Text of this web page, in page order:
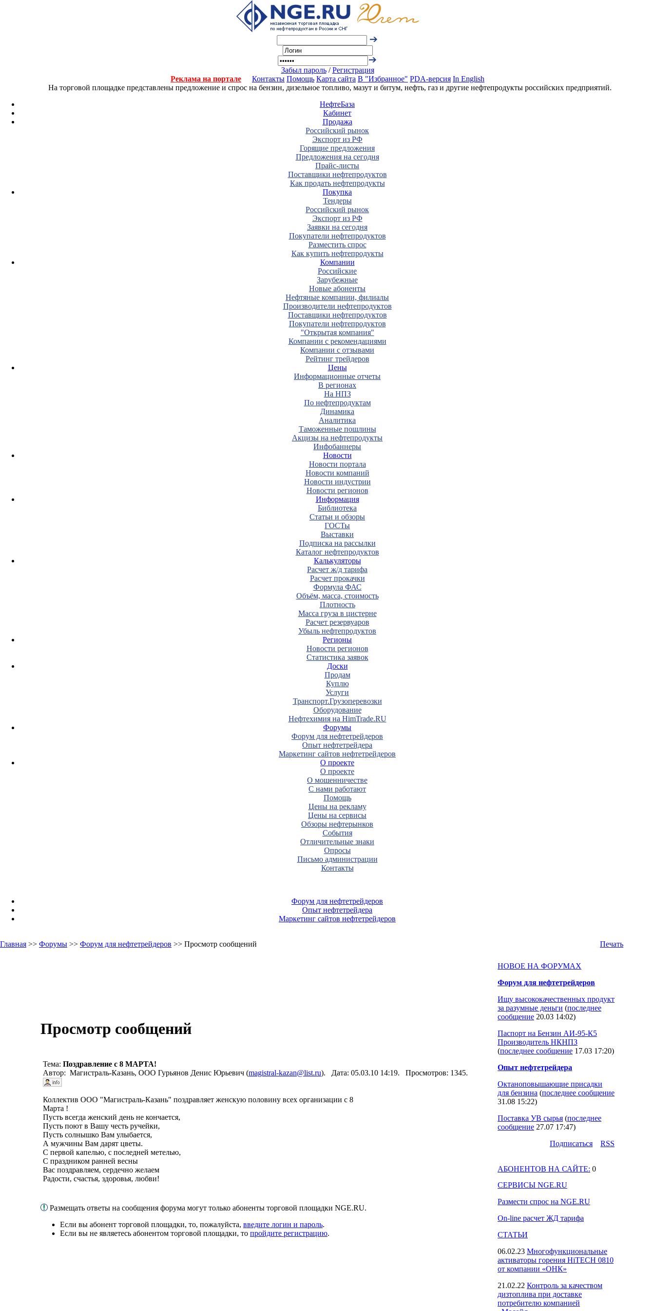
Забыл пароль/Регистрация
Реклама на портале
Контакты Помощь Карта сайта В "Избранное" PDA-версия In English
На торговой площадке представлены предложение и спрос на бензин, дизельное топливо, мазут и битум, нефть, газ и другие нефтепродукты российских предприятий.
НефтеБаза
Кабинет
Продажа
Российский рынок
Экспорт из РФ
Горящие предложения
Предложения на сегодня
Прайс-листы
Поставщики нефтепродуктов
Как продать нефтепродукты
Покупка
Тендеры
Российский рынок
Экспорт из РФ
Заявки на сегодня
Покупатели нефтепродуктов
Разместить спрос
Как купить нефтепродукты
Компании
Российские
Зарубежные
Новые абоненты
Нефтяные компании, филиалы
Производители нефтепродуктов
Поставщики нефтепродуктов
Покупатели нефтепродуктов
"Открытая компания"
Компании с рекомендациями
Компании с отзывами
Рейтинг трейдеров
Цены
Информационные отчеты
В регионах
На НПЗ
По нефтепродуктам
Динамика
Аналитика
Таможенные пошлины
Акцизы на нефтепродукты
Инфобаннеры
Новости
Новости портала
Новости компаний
Новости индустрии
Новости регионов
Информация
Библиотека
Статьи и обзоры
ГОСТы
Выставки
Подписка на рассылки
Каталог нефтепродуктов
Калькуляторы
Расчет ж/д тарифа
Расчет прокачки
Формула ФАС
Объём, масса, стоимость
Плотность
Масса груза в цистерне
Расчет резервуаров
Убыль нефтепродуктов
Регионы
Новости регионов
Статистика заявок
Доски
Продам
Куплю
Услуги
Транспорт.Грузоперевозки
Оборудование
Нефтехимия на HimTrade.RU
Форумы
Форум для нефтетрейдеров
Опыт нефтетрейдера
Маркетинг сайтов нефтетрейдеров
О проекте
О проекте
О мошенничестве
С нами работают
Помощь
Цены на рекламу
Цены на сервисы
Обзоры нефтерынков
События
Отличительные знаки
Опросы
Письмо администрации
Контакты
Форум для нефтетрейдеров
Опыт нефтетрейдера
Маркетинг сайтов нефтетрейдеров
Главная >> Форумы >> Форум для нефтетрейдеров >> Просмотр сообщений Печать
Просмотр сообщений
Тема: Поздравление с 8 МАРТА!
Автор: Магистраль-Казань, ООО Гурьянов Денис Юрьевич (magistral-kazan@list.ru). Дата: 05.03.10 14:19. Просмотров: 1345.
Коллектив ООО "Магистраль-Казань" поздравляет женскую половину всех организации с 8
Марта !
Пусть всегда женский день не кончается,
Пусть поют в Вашу честь ручейки,
Пусть солнышко Вам улыбается,
А мужчины Вам дарят цветы.
С первой капелью, с последней метелью,
С праздником ранней весны
Вас поздравляем, сердечно желаем
Радости, счастья, здоровья, любви!
Размещать ответы на сообщения форума могут только абоненты торговой площадки NGE.RU.
Если вы абонент торговой площадки, то, пожалуйста, введите логин и пароль.
Если вы не являетесь абонентом торговой площадки, то пройдите регистрацию.
НОВОЕ НА ФОРУМАХ
Форум для нефтетрейдеров
Ищу высококачественных продукт
за разумные деньги (последнее
сообщение 20.03 14:02)
Паспорт на Бензин АИ-95-К5
Производитель НКНПЗ
(последнее сообщение 17.03 17:20)
Опыт нефтетрейдера
Октаноповышающие присадки
для бензина (последнее сообщение
31.08 15:22)
Поставка УВ сырья (последнее
сообщение 27.07 17:47)
Подпиcаться
RSS
АБОНЕНТОВ НА САЙТЕ: 0
СЕРВИСЫ NGE.RU
Размести спрос на NGE.RU
On-line расчет ЖД тарифа
СТАТЬИ
06.02.23 Многофункциональные
активаторы горения HiTECH 0810
от компании «ОНК»
21.02.22 Контроль за качеством
дизтоплива при доставке
потребителю компанией